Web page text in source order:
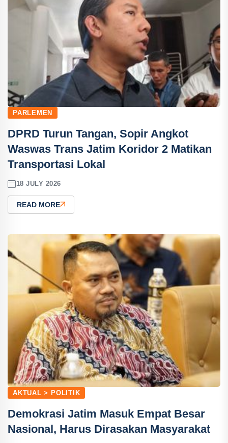
PARLEMEN
DPRD Turun Tangan, Sopir Angkot
Waswas Trans Jatim Koridor 2 Matikan
Transportasi Lokal
18 JULY 2026
READ MORE
AKTUAL > POLITIK
Demokrasi Jatim Masuk Empat Besar
Nasional, Harus Dirasakan Masyarakat